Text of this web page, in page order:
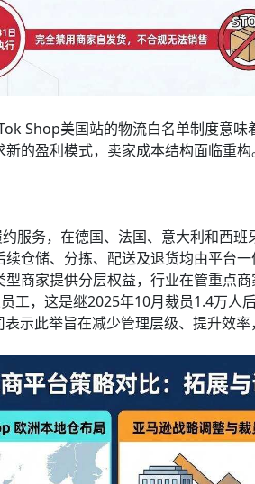
Shop美国站的物流白名单制度意
的盈利模式，卖家成本结构面临重构
服务，在德国、法国、意大利和西
仓储、分拣、配送及退货均由平台
商家提供分层权益，行业在管重点
工，这是继2025年10月裁员1.4万人
示此举旨在减少管理层级、提升效